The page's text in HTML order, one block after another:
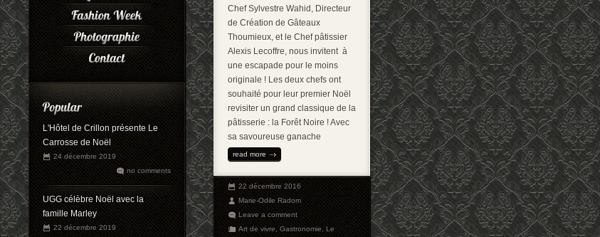
L'Hôtel de Crillon présente Le
Carrosse de Noël
24 décembre 2019
no comments
UGG célèbre Noël avec la
famille Marley
22 décembre 2019
Chef Sylvestre Wahid, Directeur
de Création de Gâteaux
Thoumieux, et le Chef pâtissier
Alexis Lecoffre, nous invitent à
une escapade pour le moins
originale ! Les deux chefs ont
souhaité pour leur premier Noël
revisiter un grand classique de la
pâtisserie : la Forêt Noire ! Avec
sa savoureuse ganache
read more
22 décembre 2016
Marie-Odile Radom
Leave a comment
Art de vivre,Gastronomie,Le